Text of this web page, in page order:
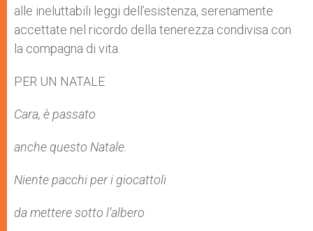
alle ineluttabili leggi dell’esistenza, serenamente
accettate nel ricordo della tenerezza condivisa con
la compagna di vita.
PER UN NATALE
Cara, è passato
anche questo Natale.
Niente pacchi per i giocattoli
da mettere sotto l’albero